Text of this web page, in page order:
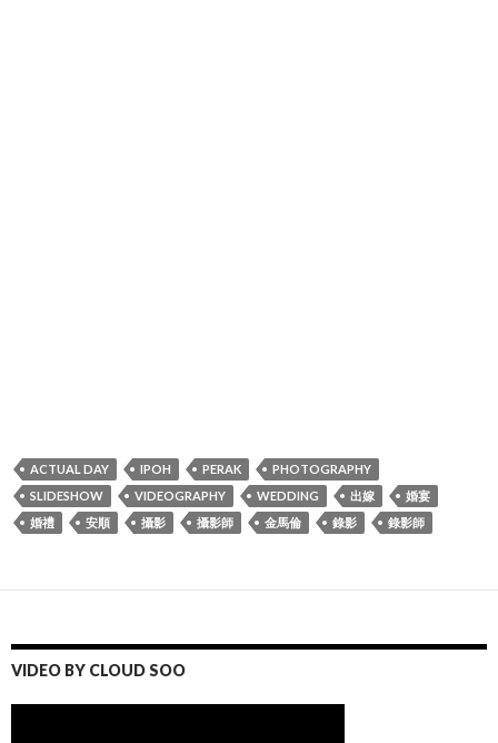
ACTUAL DAY IPOH PERAK
PHOTOGRAPHY
SLIDESHOW
VIDEOGRAPHY WEDDING 出嫁
婚宴
婚禮
安順 攝影 攝影師 金馬倫 錄影 錄影師
VIDEO BY CLOUD SOO